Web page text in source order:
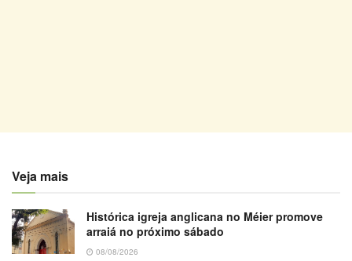
Veja mais
Histórica igreja anglicana no Méier promove
arraiá no próximo sábado
08/08/2026